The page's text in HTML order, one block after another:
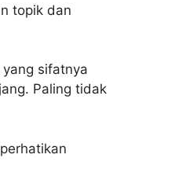
topik dan
sifatnya
Paling tidak